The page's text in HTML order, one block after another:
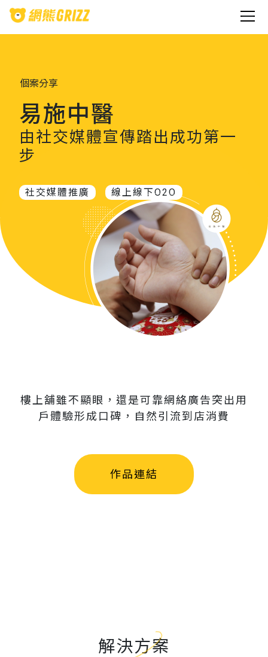
個案分享
易施中醫
由社交媒體宣傳踏出成功第一
步
社交媒體推廣 線上線下O2O
樓上舖雖不顯眼，還是可靠網絡廣告突出用
戶體驗形成口碑，自然引流到店消費
作品連結
解決方案